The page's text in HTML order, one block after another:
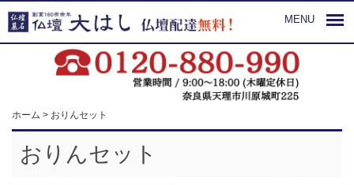
MENU
ホーム > おりんセット
おりんセット